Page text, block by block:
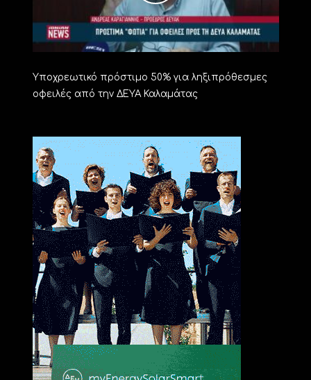
Υποχρεωτικό πρόστιμο 50% για ληξιπρόθεσμες
οφειλές από την ΔΕΥΑ Καλαμάτας